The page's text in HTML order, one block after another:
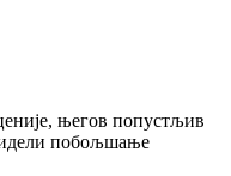
његов попустљив
побољшање